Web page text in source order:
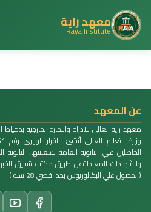
معهد راية
Raya Institute
عن المعهد
معهد راية العالى للادراة والتجارة الخارجية
الحاصلين علي الثانوية العامة بشعبتيها، الثانوية
والشهادات المعادلةعن طريق مكتب تنسيق
(الحصول علي البكالوريوس بحد اقصي 28 سنه )